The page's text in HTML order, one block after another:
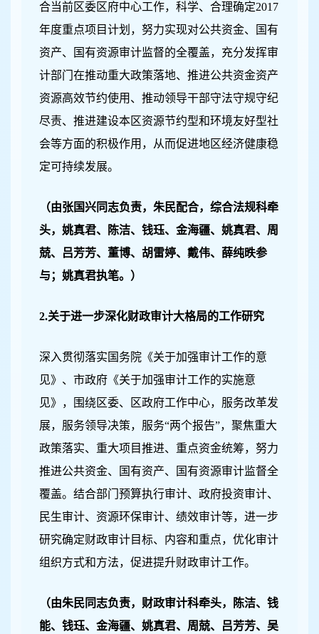
合当前区委区府中心工作，科学、合理确定2017
年度重点项目计划，努力实现对公共资金、国有
资产、国有资源审计监督的全覆盖，充分发挥审
计部门在推动重大政策落地、推进公共资金资产
资源高效节约使用、推动领导干部守法守规守纪
尽责、推进建设本区资源节约型和环境友好型社
会等方面的积极作用，从而促进地区经济健康稳
定可持续发展。
（由张国兴同志负责，朱民配合，综合法规科牵
头，姚真君、陈洁、钱珏、金海疆、姚真君、周
兢、吕芳芳、董博、胡雷婷、戴伟、薛纯昳参
与；姚真君执笔。）
2.关于进一步深化财政审计大格局的工作研究
深入贯彻落实国务院《关于加强审计工作的意
见》、市政府《关于加强审计工作的实施意
见》，围绕区委、区政府工作中心，服务改革发
展，服务领导决策，服务“两个报告”，聚焦重大
政策落实、重大项目推进、重点资金统筹，努力
推进公共资金、国有资产、国有资源审计监督全
覆盖。结合部门预算执行审计、政府投资审计、
民生审计、资源环保审计、绩效审计等，进一步
研究确定财政审计目标、内容和重点，优化审计
组织方式和方法，促进提升财政审计工作。
（由朱民同志负责，财政审计科牵头，陈洁、钱
能、钱珏、金海疆、姚真君、周兢、吕芳芳、吴